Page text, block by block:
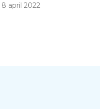
van tieners en hun
8 april 2022